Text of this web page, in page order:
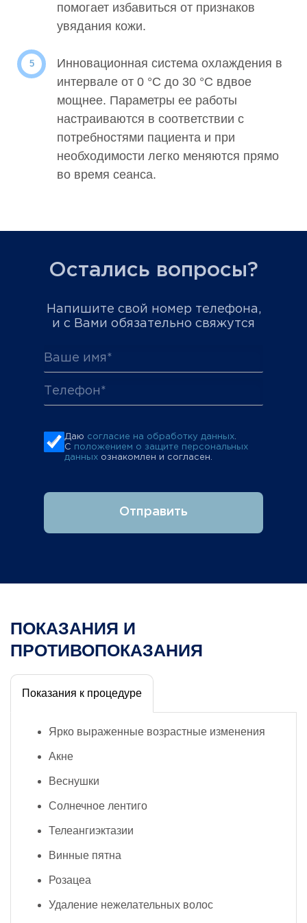
помогает избавиться от признаков
увядания кожи.
Инновационная система охлаждения в
интервале от 0 °С до 30 °С вдвое
мощнее. Параметры ее работы
настраиваются в соответствии с
потребностями пациента и при
необходимости легко меняются прямо
во время сеанса.
Остались вопросы?
Напишите свой номер телефона,
и с Вами обязательно свяжутся
Даю согласие на обработку данных
С положением о защите персональных
данных ознакомлен и согласен.
Отправить
ПОКАЗАНИЯ И
ПРОТИВОПОКАЗАНИЯ
Показания к процедуре
Ярко выраженные возрастные изменения
Акне
Веснушки
Солнечное лентиго
Телеангиэктазии
Винные пятна
Розацеа
Удаление нежелательных волос